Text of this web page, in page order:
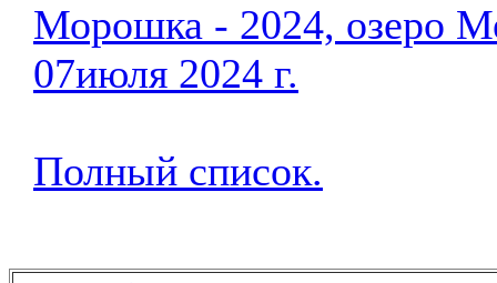
Морошка - 2024, озеро
07июля 2024 г.
Полный список.